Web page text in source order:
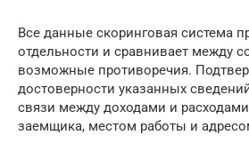
Все данные скоринговая система
отдельности и сравнивает между
возможные противоречия.
достоверности указанных
связи между доходами и
заемщика, местом работы и